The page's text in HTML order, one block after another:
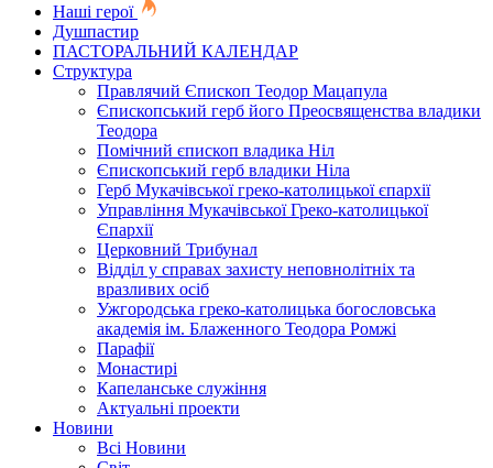
Наші герої
Душпастир
ПАСТОРАЛЬНИЙ КАЛЕНДАР
Структура
Правлячий Єпископ Теодор Мацапула
Єпископський герб його Преосвященства владики
Теодора
Помічний єпископ владика Ніл
Єпископський герб владики Ніла
Герб Мукачівської греко-католицької єпархії
Управління Мукачівської Греко-католицької
Єпархії
Церковний Трибунал
Відділ у справах захисту неповнолітніх та
вразливих осіб
Ужгородська греко-католицька богословська
академія ім. Блаженного Теодора Ромжі
Парафії
Монастирі
Капеланське служіння
Актуальні проекти
Новини
Всі Новини